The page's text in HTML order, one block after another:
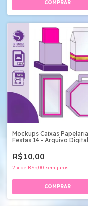
Mockups Caixas Papelaria
Festas 14 - Arquivo Digital
R$10,00
2 x de R$5,00 sem juros